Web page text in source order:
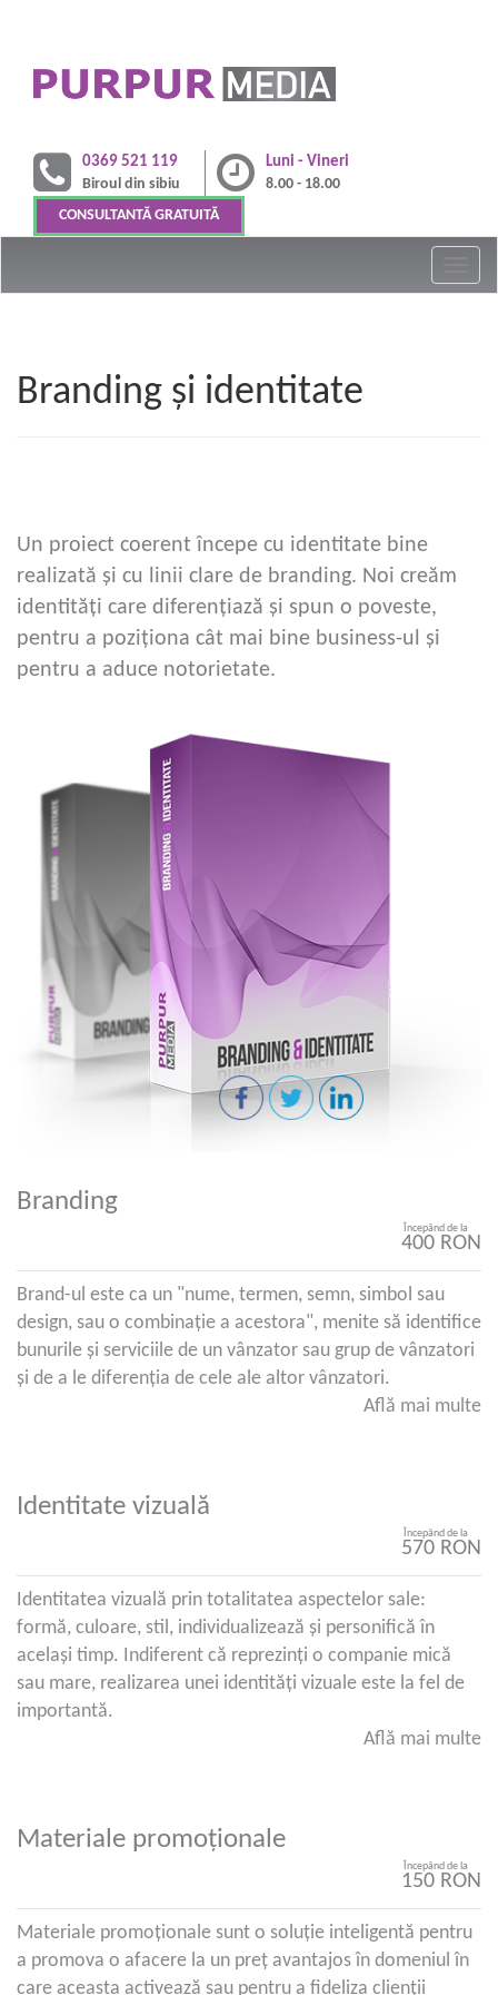
0369 521 119
Biroul din sibiu
Luni - Vineri
8.00 - 18.00
CONSULTANTĂ GRATUITĂ
Branding și identitate
Un proiect coerent începe cu identitate bine
realizată și cu linii clare de branding. Noi creăm
identități care diferențiază și spun o poveste,
pentru a poziționa cât mai bine business-ul și
pentru a aduce notorietate.
Branding
Începând de la
400 RON
Brand-ul este ca un "nume, termen, semn, simbol sau
design, sau o combinație a acestora", menite să identifice
bunurile și serviciile de un vânzator sau grup de vânzatori
și de a le diferenția de cele ale altor vânzatori.
Află mai multe
Identitate vizuală
Începând de la
570 RON
Identitatea vizuală prin totalitatea aspectelor sale:
formă, culoare, stil, individualizează și personifică în
același timp. Indiferent că reprezinți o companie mică
sau mare, realizarea unei identități vizuale este la fel de
importantă.
Află mai multe
Materiale promoționale
Începând de la
150 RON
Materiale promoționale sunt o soluție inteligentă pentru
a promova o afacere la un preț avantajos în domeniul în
care aceasta activează sau pentru a fideliza clienții